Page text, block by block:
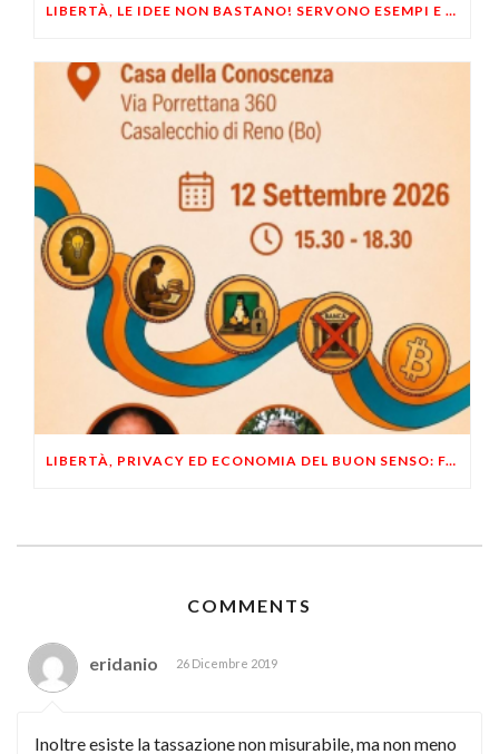
LIBERTÀ, LE IDEE NON BASTANO! SERVONO ESEMPI E UN PO’ DI COERENZA
LIBERTÀ, PRIVACY ED ECONOMIA DEL BUON SENSO: FACCO E MUSUMECI A CASALECCHIO DI RENO (BO)
COMMENTS
eridanio 26 Dicembre 2019
Inoltre esiste la tassazione non misurabile, ma non meno